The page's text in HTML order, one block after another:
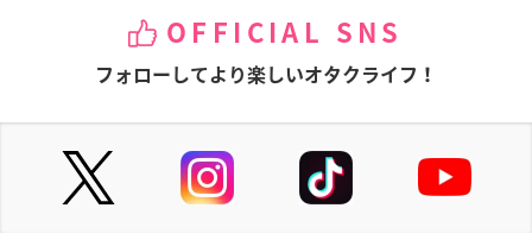
OFFICIAL SNS
フォローしてより楽しいオタクライフ！